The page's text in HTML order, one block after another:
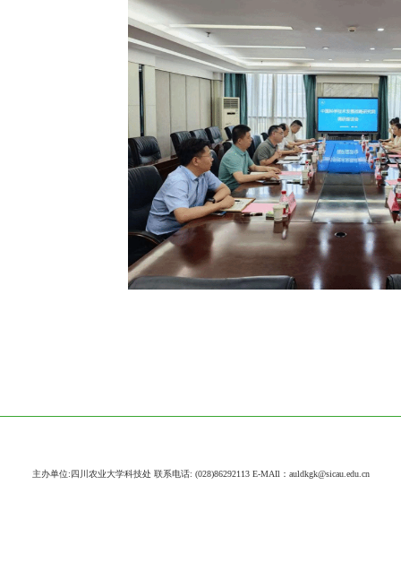
主办单位:四川农业大学科技处 联系电话: (028)86292113 E-MAIl：auldkgk@sicau.edu.cn